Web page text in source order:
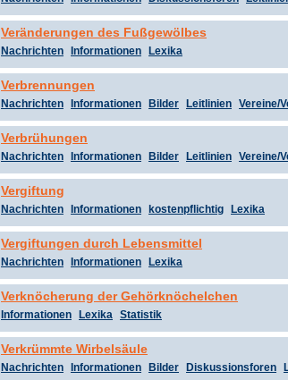
Veränderungen des Fußgewölbes
Nachrichten Informationen Lexika
Verbrennungen
Nachrichten Informationen Bilder Leitlinien Vereine/
Verbrühungen
Nachrichten Informationen Bilder Leitlinien Vereine/
Vergiftung
Nachrichten Informationen kostenpflichtig Lexika
Vergiftungen durch Lebensmittel
Nachrichten Informationen Lexika
Verknöcherung der Gehörknöchelchen
Informationen Lexika Statistik
Verkrümmte Wirbelsäule
Nachrichten Informationen Bilder Diskussionsforen